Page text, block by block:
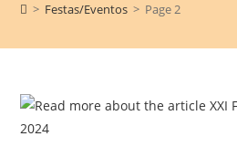
> Festas/Eventos > Page 2